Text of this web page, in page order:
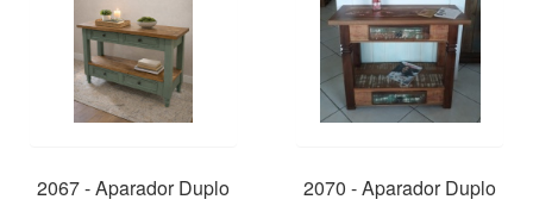
2067 - Aparador Duplo
2070 - Aparador Duplo